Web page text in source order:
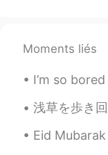
Moments liés
I’m so bored 🤮🤮🤮🤮🤮🤮 誰か一緒
浅草を歩き回って迷子になりましたが、ス
Eid Mubarak to everyone